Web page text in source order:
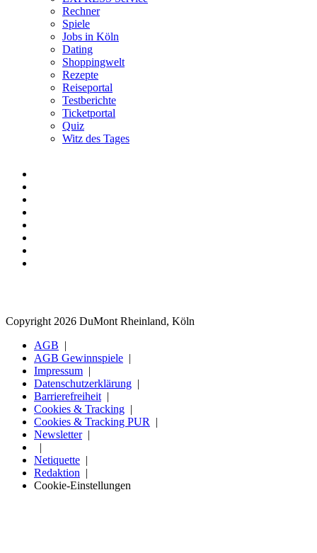
Rechner
Spiele
Jobs in Köln
Dating
Shoppingwelt
Rezepte
Reiseportal
Testberichte
Ticketportal
Quiz
Witz des Tages
Copyright 2026 DuMont Rheinland, Köln
AGB
AGB Gewinnspiele
Impressum
Datenschutzerklärung
Barrierefreiheit
Cookies & Tracking
Cookies & Tracking PUR
Newsletter
Netiquette
Redaktion
Cookie-Einstellungen